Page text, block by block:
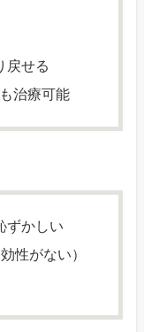
戻せる
治療可能
ずかしい
性がない）